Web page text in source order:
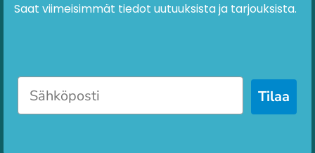
Saat viimeisimmät tiedot uutuuksista ja tarjouksista.
Tilaa